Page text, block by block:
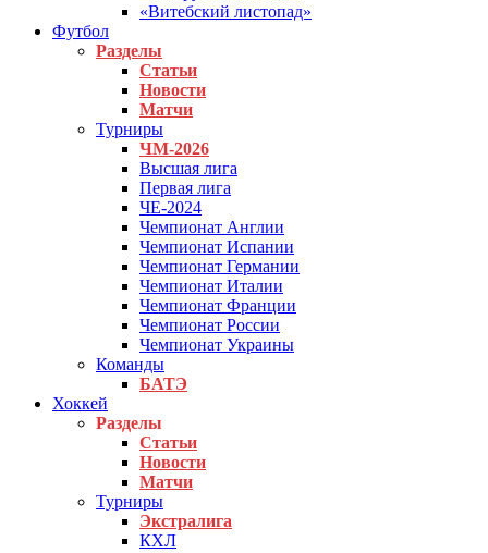
«Витебский листопад»
Футбол
Разделы
Статьи
Новости
Матчи
Турниры
ЧМ-2026
Высшая лига
Первая лига
ЧЕ-2024
Чемпионат Англии
Чемпионат Испании
Чемпионат Германии
Чемпионат Италии
Чемпионат Франции
Чемпионат России
Чемпионат Украины
Команды
БАТЭ
Хоккей
Разделы
Статьи
Новости
Матчи
Турниры
Экстралига
КХЛ